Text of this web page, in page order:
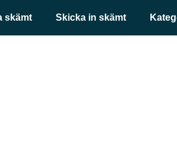
skämt Skicka in skämt